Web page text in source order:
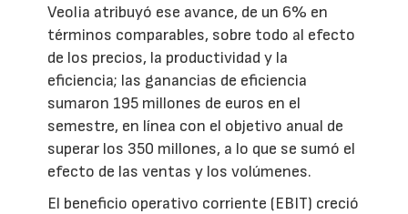
Veolia atribuyó ese avance, de un 6% en
términos comparables, sobre todo al efecto
de los precios, la productividad y la
eficiencia; las ganancias de eficiencia
sumaron 195 millones de euros en el
semestre, en línea con el objetivo anual de
superar los 350 millones, a lo que se sumó el
efecto de las ventas y los volúmenes.
El beneficio operativo corriente (EBIT) creció